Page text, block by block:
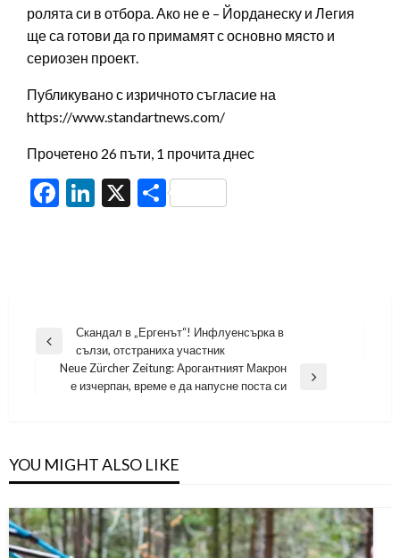
ролята си в отбора. Ако не е – Йорданеску и Легия
ще са готови да го примамят с основно място и
сериозен проект.
Публикувано с изричното съгласие на
https://www.standartnews.com/
Прочетено 26 пъти, 1 прочита днес
Facebook
LinkedIn
X Share
Навигация
Previous
Скандал в „Ергенът“! Инфлуенсърка в
сълзи, отстраниха участник
Next
Neue Zürcher Zeitung: Арогантният Макрон
е изчерпан, време е да напусне поста си
YOU MIGHT ALSO LIKE